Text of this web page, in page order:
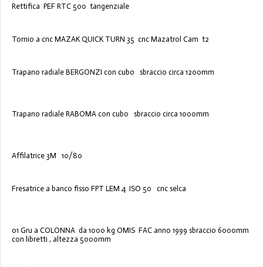
Rettifica PEF RTC 500 tangenziale
Tornio a cnc MAZAK QUICK TURN 35 cnc Mazatrol Cam t2
Trapano radiale BERGONZI con cubo sbraccio circa 1200mm
Trapano radiale RABOMA con cubo sbraccio circa 1000mm
Affilatrice 3M 10/80
Fresatrice a banco fisso FPT LEM 4 ISO 50 cnc selca
01 Gru a COLONNA da 1000 kg OMIS FAC anno 1999 sbraccio 6000mm
con libretti , altezza 5000mm